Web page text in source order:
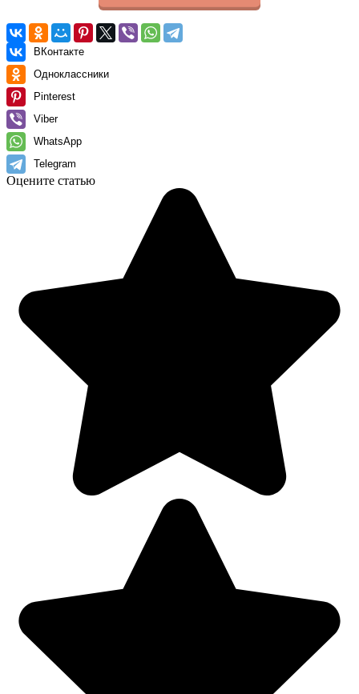
ВКонтакте
Одноклассники
Pinterest
Viber
WhatsApp
Telegram
Оцените статью